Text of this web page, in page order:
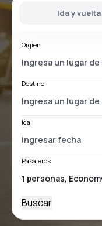
Ida y vuelta
Orgien
Destino
Ida
Pasajeros
Buscar